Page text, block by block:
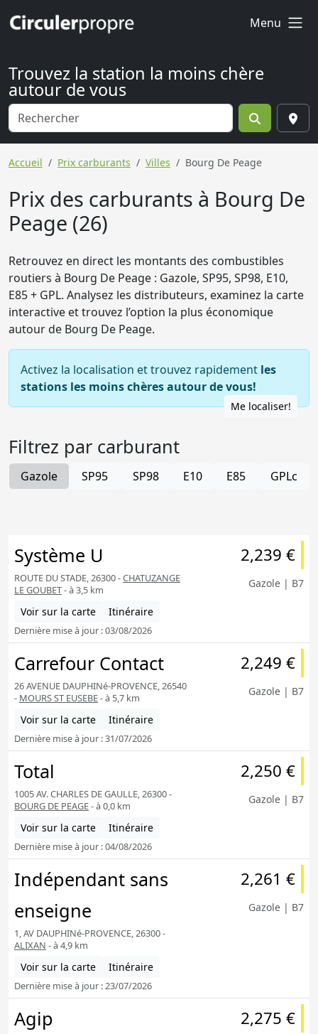
Menu
Trouvez la station la moins chère
autour de vous
Accueil Prix carburants Villes Bourg De Peage
Prix des carburants à Bourg De
Peage (26)
Retrouvez en direct les montants des combustibles
routiers à Bourg De Peage : Gazole, SP95, SP98, E10,
E85 + GPL. Analysez les distributeurs, examinez la carte
interactive et trouvez l’option la plus économique
autour de Bourg De Peage.
Activez la localisation et trouvez rapidement les
stations les moins chères autour de vous!
Me localiser!
Filtrez par carburant
Gazole SP95 SP98 E10 E85 GPLc
Système U
ROUTE DU STADE, 26300 -CHATUZANGE
LE GOUBET- à 3,5 km
Voir sur la carte Itinéraire
Dernière mise à jour : 03/08/2026
2,239 €
Gazole | B7
Carrefour Contact
26 AVENUE DAUPHINé-PROVENCE, 26540
- MOURS ST EUSEBE- à 5,7 km
Voir sur la carte Itinéraire
Dernière mise à jour : 31/07/2026
2,249 €
Gazole | B7
Total
1005 AV. CHARLES DE GAULLE, 26300 -
BOURG DE PEAGE- à 0,0 km
Voir sur la carte Itinéraire
Dernière mise à jour : 04/08/2026
2,250 €
Gazole | B7
Indépendant sans
enseigne
1, AV DAUPHINé-PROVENCE, 26300 -
ALIXAN - à 4,9 km
Voir sur la carte Itinéraire
Dernière mise à jour : 23/07/2026
2,261 €
Gazole | B7
Agip 2,275 €